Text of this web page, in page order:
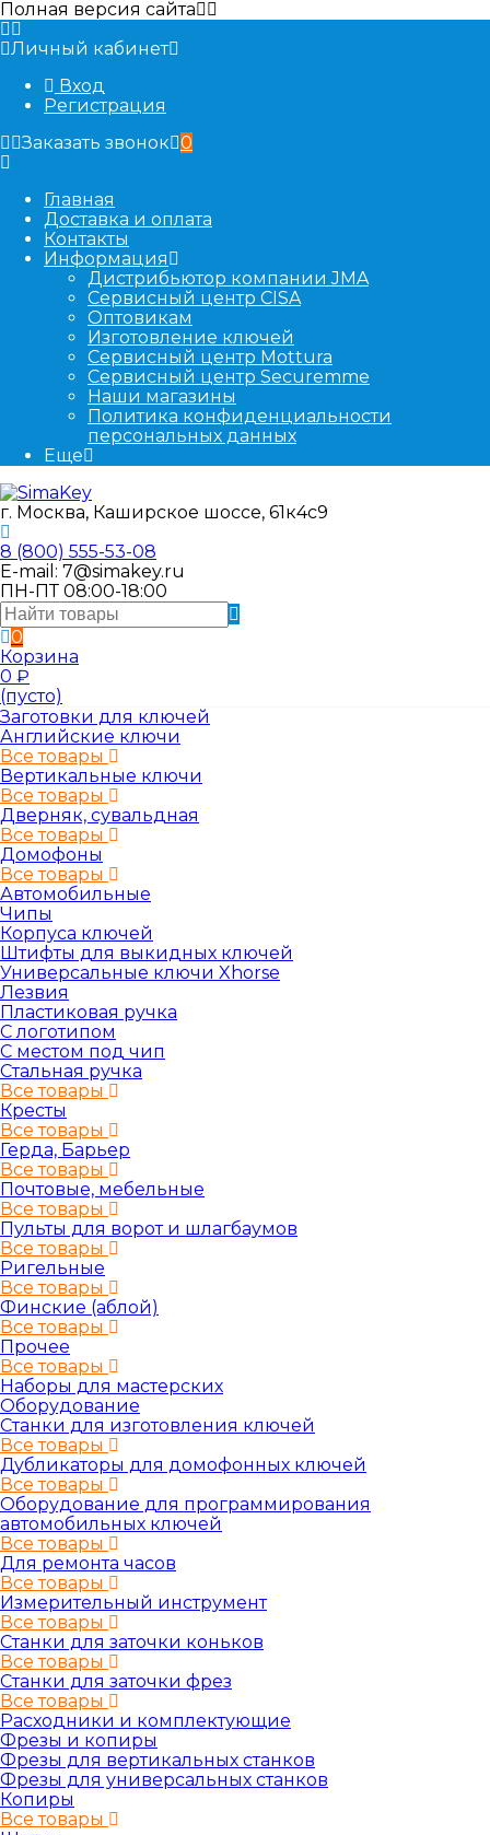
Полная версия сайта
Личный кабинет
Вход
Регистрация
Заказать звонок 0
Главная
Доставка и оплата
Контакты
Информация
Дистрибьютор компании JMA
Сервисный центр CISA
Оптовикам
Изготовление ключей
Сервисный центр Mottura
Сервисный центр Securemme
Наши магазины
Политика конфиденциальности
персональных данных
Еще
г. Москва, Каширское шоссе, 61к4с9
8 (800) 555-53-08
E-mail: 7@simakey.ru
ПН-ПТ 08:00-18:00
0
Корзина
0 ₽
(пусто)
Заготовки для ключей
Английские ключи
Все товары
Вертикальные ключи
Все товары
Дверняк, сувальдная
Все товары
Домофоны
Все товары
Автомобильные
Чипы
Корпуса ключей
Штифты для выкидных ключей
Универсальные ключи Xhorse
Лезвия
Пластиковая ручка
С логотипом
С местом под чип
Стальная ручка
Все товары
Кресты
Все товары
Герда, Барьер
Все товары
Почтовые, мебельные
Все товары
Пульты для ворот и шлагбаумов
Все товары
Ригельные
Все товары
Финские (аблой)
Все товары
Прочее
Все товары
Наборы для мастерских
Оборудование
Станки для изготовления ключей
Все товары
Дубликаторы для домофонных ключей
Все товары
Оборудование для программирования
автомобильных ключей
Все товары
Для ремонта часов
Все товары
Измерительный инструмент
Все товары
Станки для заточки коньков
Все товары
Станки для заточки фрез
Все товары
Расходники и комплектующие
Фрезы и копиры
Фрезы для вертикальных станков
Фрезы для универсальных станков
Копиры
Все товары